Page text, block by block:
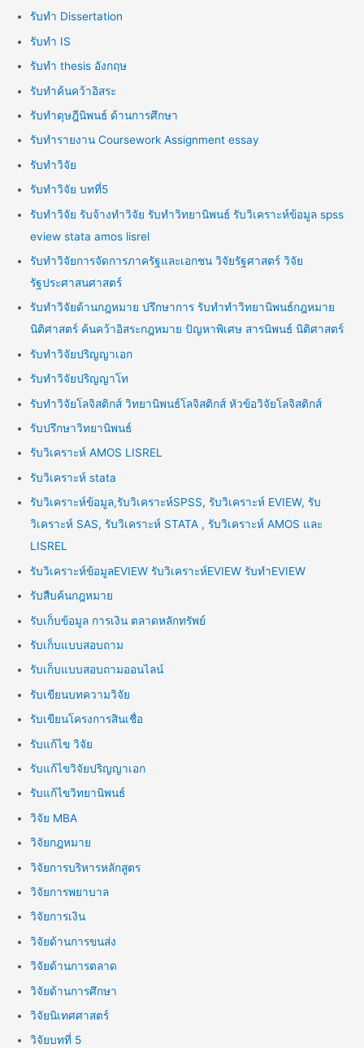
รับทำ Dissertation
รับทำ IS
รับทำ thesis อังกฤษ
รับทำค้นคว้าอิสระ
รับทำดุษฎีนิพนธ์ ด้านการศึกษา
รับทำรายงาน Coursework Assignment essay
รับทำวิจัย
รับทำวิจัย บทที่5
รับทำวิจัย รับจ้างทำวิจัย รับทำวิทยานิพนธ์ รับวิเคราะห์ข้อมูล spss
eview stata amos lisrel
รับทำวิจัยการจัดการภาครัฐและเอกชน วิจัยรัฐศาสตร์ วิจัย
รัฐประศาสนศาสตร์
รับทำวิจัยด้านกฎหมาย ปรึกษาการ รับทำทำวิทยานิพนธ์กฎหมาย
นิติศาสตร์ ค้นคว้าอิสระกฎหมาย ปัญหาพิเศษ สารนิพนธ์ นิติศาสตร์
รับทำวิจัยปริญญาเอก
รับทำวิจัยปริญญาโท
รับทำวิจัยโลจิสติกส์ วิทยานิพนธ์โลจิสติกส์ หัวข้อวิจัยโลจิสติกส์
รับปรึกษาวิทยานิพนธ์
รับวิเคราะห์ AMOS LISREL
รับวิเคราะห์ stata
รับวิเคราะห์ข้อมูล,รับวิเคราะห์SPSS, รับวิเคราะห์ EVIEW, รับ
วิเคราะห์ SAS, รับวิเคราะห์ STATA , รับวิเคราะห์ AMOS และ
LISREL
รับวิเคราะห์ข้อมูลEVIEW รับวิเคราะห์EVIEW รับทำEVIEW
รับสืบค้นกฎหมาย
รับเก็บข้อมูล การเงิน ตลาดหลักทรัพย์
รับเก็บแบบสอบถาม
รับเก็บแบบสอบถามออนไลน์
รับเขียนบทความวิจัย
รับเขียนโครงการสินเชื่อ
รับแก้ไข วิจัย
รับแก้ไขวิจัยปริญญาเอก
รับแก้ไขวิทยานิพนธ์
วิจัย MBA
วิจัยกฎหมาย
วิจัยการบริหารหลักสูตร
วิจัยการพยาบาล
วิจัยการเงิน
วิจัยด้านการขนส่ง
วิจัยด้านการตลาด
วิจัยด้านการศึกษา
วิจัยนิเทศศาสตร์
วิจัยบทที่ 5